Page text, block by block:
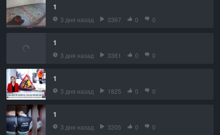
1
3 дня назад 3367 0 0
1
3 дня назад 3361 0 0
1
3 дня назад 1825 0 0
1
3 дня назад 3205 0 0